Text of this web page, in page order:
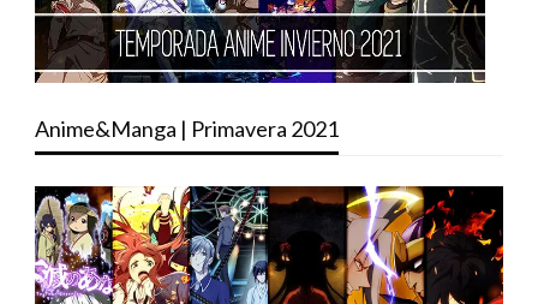
Anime&Manga | Primavera 2021